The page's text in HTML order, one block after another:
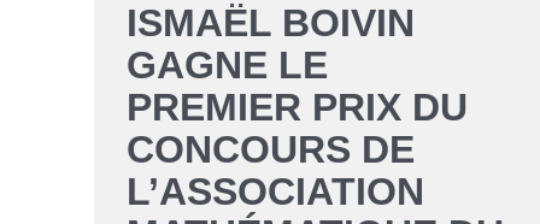
Niveau de gris
Contraste élevé
Liens soulignés
ISMAËL BOIVIN
GAGNE LE
PREMIER PRIX DU
CONCOURS DE
L’ASSOCIATION